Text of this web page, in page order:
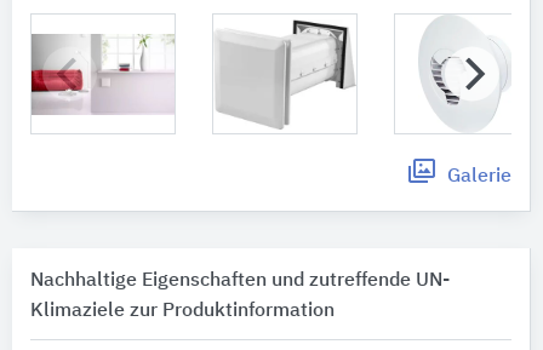
Galerie
Nachhaltige Eigenschaften und zutreffende UN-
Klimaziele zur Produktinformation